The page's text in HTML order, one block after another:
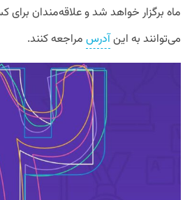
ماه برگزار خواهد شد و علاقه‌مندان
می‏‌توانند به اینآدرس مراجعه کنند.